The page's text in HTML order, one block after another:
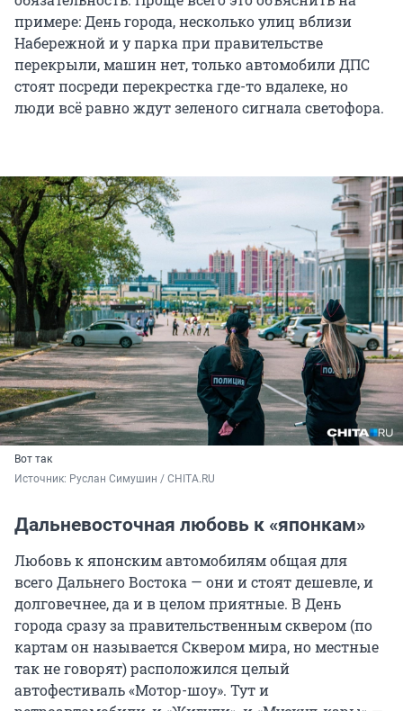
примере: День города, несколько улиц вблизи
Набережной и у парка при правительстве
перекрыли, машин нет, только автомобили ДПС
стоят посреди перекрестка где-то вдалеке, но
люди всё равно ждут зеленого сигнала светофора.
Вот так
Источник: Руслан Симушин / CHITA.RU
Дальневосточная любовь к «японкам»
Любовь к японским автомобилям общая для
всего Дальнего Востока — они и стоят дешевле, и
долговечнее, да и в целом приятные. В День
города сразу за правительственным сквером (по
картам он называется Сквером мира, но местные
так не говорят) расположился целый
автофестиваль «Мотор-шоу». Тут и